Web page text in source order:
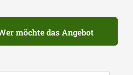
möchte das Angebot